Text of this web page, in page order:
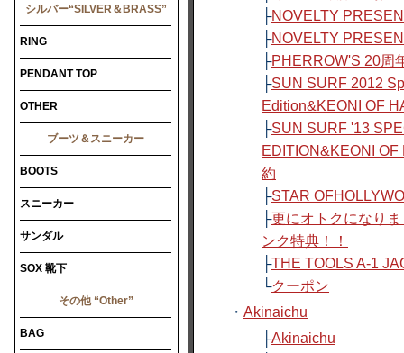
シルバー“SILVER＆BRASS”
RING
PENDANT TOP
OTHER
ブーツ＆スニーカー
BOOTS
スニーカー
サンダル
SOX 靴下
その他 “Other”
BAG
├NOVELTY
├NOVELTY
├PHERROW'S 20周
├SUN SURF 2012
Edition&KEONI OF
├SUN SURF '13
EDITION&KEONI OF
約
├STAR
├更にオトクになり
ンク特典！！
├THE TOOLS A-1
└クーポン
・ Akinaichu
├Akinaichu